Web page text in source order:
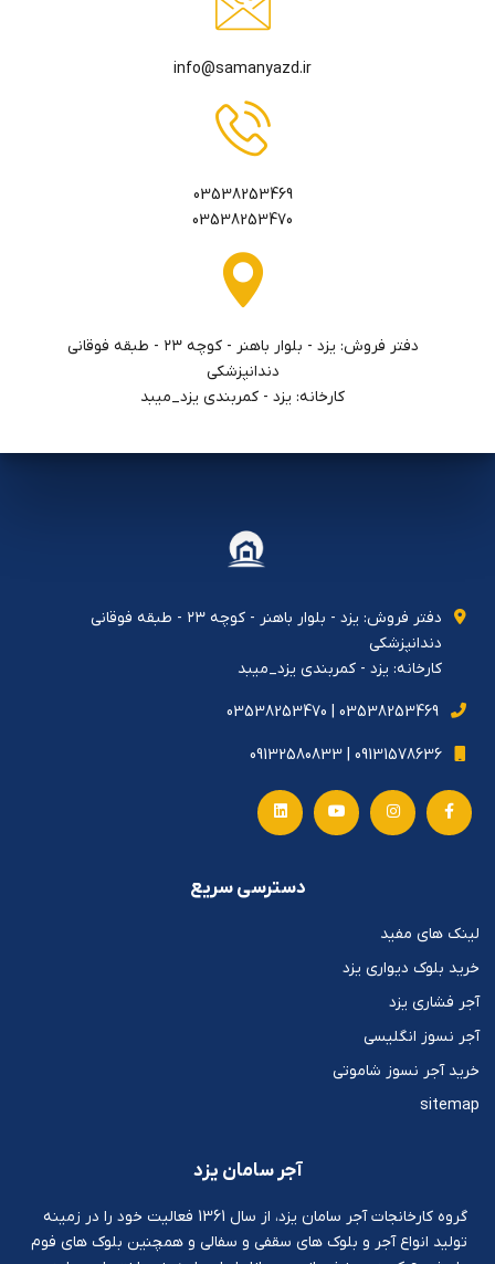
info@samanyazd.ir
03538253469
03538253470
دفتر فروش: يزد - بلوار باهنر - كوچه ٢٣ - طبقه فوقاني
دندانپزشكي
کارخانه: یزد - کمربندی یزد_میبد
دفتر فروش: يزد - بلوار باهنر - كوچه ٢٣ - طبقه فوقاني
دندانپزشكي
کارخانه: یزد - کمربندی یزد_میبد
03538253469 | 03538253470
09131578636 | 09132580833
دسترسی سریع
لینک های مفید
خرید بلوک دیواری یزد
آجر فشاری یزد
آجر نسوز انگلیسی
خرید آجر نسوز شاموتی
sitemap
آجر سامان یزد
گروه کارخانجات آجر سامان یزد، از سال 1361 فعالیت خود را در زمینه
تولید انواع آجر و بلوک های سقفی و سفالی و همچنین بلوک های فوم